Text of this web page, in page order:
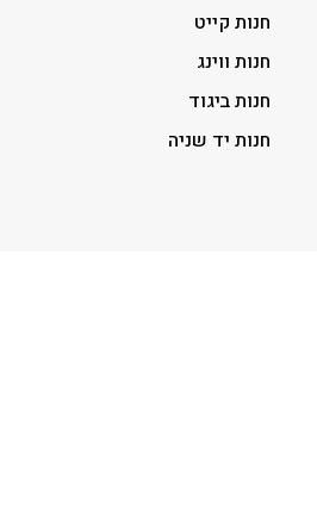
חנות קייט
חנות ווינג
חנות ביגוד
חנות יד שניה